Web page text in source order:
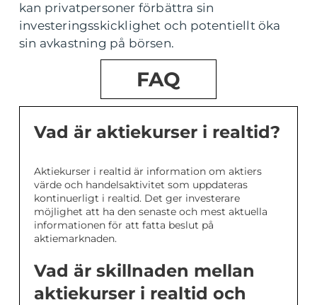
kan privatpersoner förbättra sin
investeringsskicklighet och potentiellt öka
sin avkastning på börsen.
FAQ
Vad är aktiekurser i realtid?
Aktiekurser i realtid är information om aktiers
värde och handelsaktivitet som uppdateras
kontinuerligt i realtid. Det ger investerare
möjlighet att ha den senaste och mest aktuella
informationen för att fatta beslut på
aktiemarknaden.
Vad är skillnaden mellan
aktiekurser i realtid och